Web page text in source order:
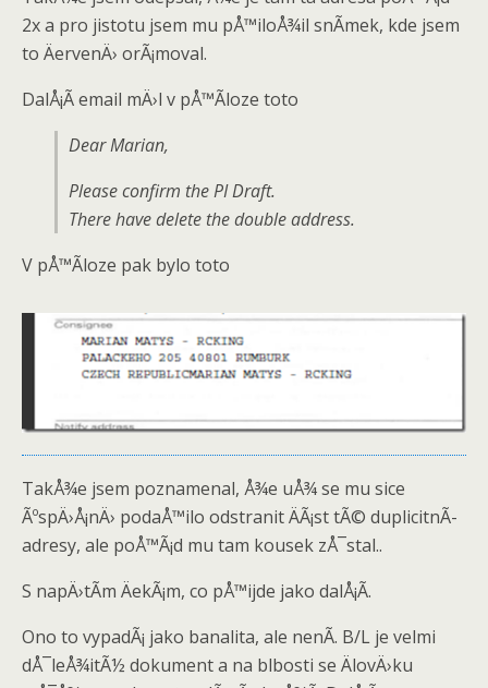
2x a pro jistotu jsem mu pÅ™iloÅ¾il snÃ­mek, kde jsem
to ÄervenÄ› orÃ¡moval.
DalÅ¡Ã­ email mÄ›l v pÅ™Ã­loze toto
Dear Marian,
Please confirm the PI Draft.
There have delete the double address.
V pÅ™Ã­loze pak bylo toto
TakÅ¾e jsem poznamenal, Å¾e uÅ¾ se mu sice
ÃºspÄ›Å¡nÄ› podaÅ™ilo odstranit ÄÃ¡st tÃ© duplicitnÃ­
adresy, ale poÅ™Ã¡d mu tam kousek zÅ¯stal..
S napÄ›tÃ­m ÄekÃ¡m, co pÅ™ijde jako dalÅ¡Ã­.
Ono to vypadÃ¡ jako banalita, ale nenÃ­. B/L je velmi
dÅ¯leÅ¾itÃ½ dokument a na blbosti se ÄlovÄ›ku